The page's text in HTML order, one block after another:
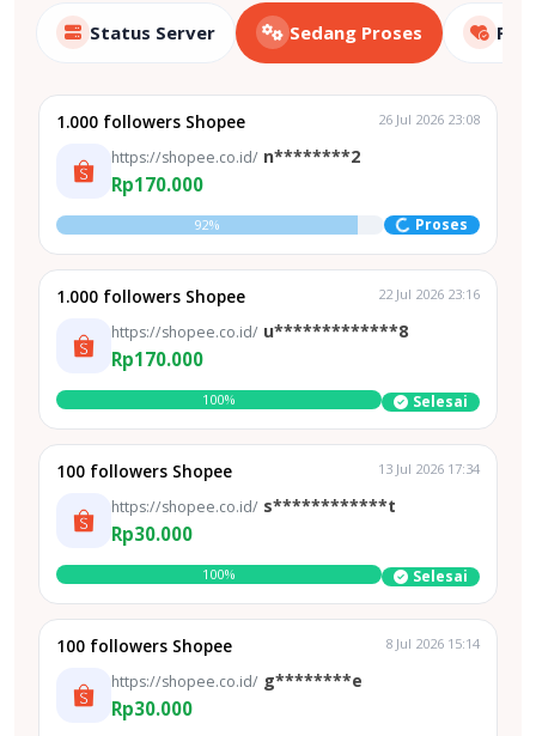
Status Server Sedang Proses
1.000 followers Shopee 26 Jul 2026 23:08
https://shopee.co.id/ n********2
Rp170.000
92% Proses
1.000 followers Shopee 22 Jul 2026 23:16
https://shopee.co.id/ u*************8
Rp170.000
100% Selesai
100 followers Shopee 13 Jul 2026 17:34
https://shopee.co.id/ s************t
Rp30.000
100% Selesai
100 followers Shopee 8 Jul 2026 15:14
https://shopee.co.id/ g********e
Rp30.000